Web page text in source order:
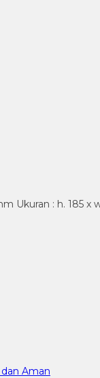
Ukuran : h. 185 x
Aman